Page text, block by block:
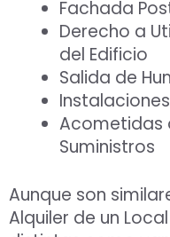
Fachada
Derecho a
del Edificio
Salida de
Acometidas
Suministros
Aunque son
Alquiler de un